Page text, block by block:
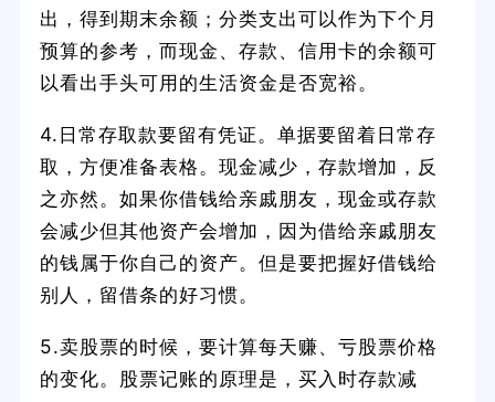
出，得到期末余额；分类支出可以作为下个月
预算的参考，而现金、存款、信用卡的余额可
以看出手头可用的生活资金是否宽裕。
4.日常存取款要留有凭证。单据要留着日常存
取，方便准备表格。现金减少，存款增加，反
之亦然。如果你借钱给亲戚朋友，现金或存款
会减少但其他资产会增加，因为借给亲戚朋友
的钱属于你自己的资产。但是要把握好借钱给
别人，留借条的好习惯。
5.卖股票的时候，要计算每天赚、亏股票价格
的变化。股票记账的原理是，买入时存款减